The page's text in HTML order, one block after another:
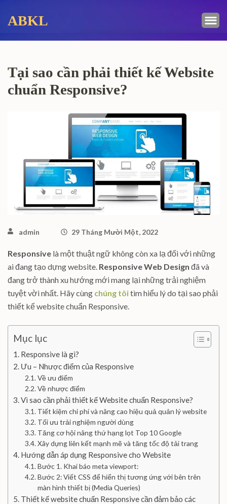
qua
dung
(ấn
ABKL
Tại sao cần phải thiết kế Website
chuẩn Responsive?
admin 29 Tháng Mười Một, 2022
Responsive là một thuật ngữ không còn xa lạ đối với những
ai đang tạo dựng website. Responsive Web Design đã và
đang trở thành xu hướng mới mang lại những trải nghiệm
tuyệt vời nhất. Hãy cùng chúng tôitìm hiểu lý do tại sao phải
thiết kế website chuẩn Responsive.
Mục lục
Responsive là gì?
Ưu – Nhược điểm của Responsive
Về ưu điểm
Về nhược điểm
Vì sao cần phải thiết kế Website chuẩn Responsive?
Tiết kiệm chi phí và nâng cao hiệu quả quản lý website
Tối ưu trải nghiệm người dùng
Tăng cơ hội nâng thứ hạng lọt Top 10 Google
Xây dựng liên kết mạnh mẽ và tăng tốc độ tải trang
Hướng dẫn áp dụng Responsive cho Website
Bước 1. Khai báo meta viewport:
Bước 2: Viết CSS để hiển thị tương ứng với bên trên
màn hình thiết bị (Media Queries)
Thiết kế website chuẩn Responsive cần đảm bảo các